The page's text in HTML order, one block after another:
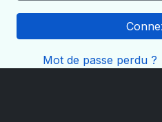
Mot de passe perdu ?